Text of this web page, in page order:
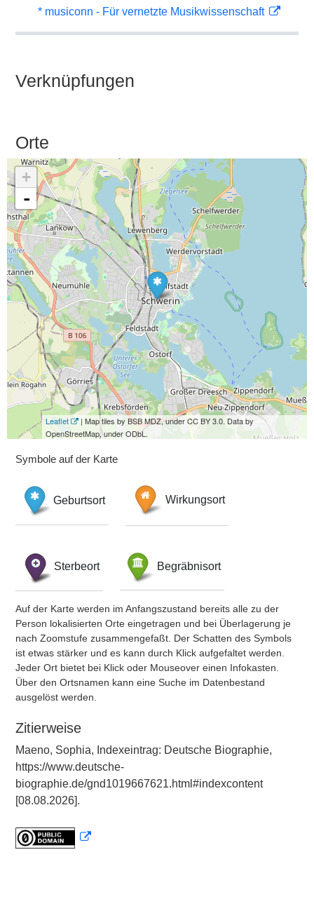
* musiconn - Für vernetzte Musikwissenschaft
Verknüpfungen
Orte
+
-
Leaflet
| Map tiles by BSB MDZ, under CC BY 3.0. Data by
OpenStreetMap, under ODbL.
Symbole auf der Karte
Geburtsort Wirkungsort
Sterbeort Begräbnisort
Auf der Karte werden im Anfangszustand bereits alle zu der
Person lokalisierten Orte eingetragen und bei Überlagerung je
nach Zoomstufe zusammengefaßt. Der Schatten des Symbols
ist etwas stärker und es kann durch Klick aufgefaltet werden.
Jeder Ort bietet bei Klick oder Mouseover einen Infokasten.
Über den Ortsnamen kann eine Suche im Datenbestand
ausgelöst werden.
Zitierweise
Maeno, Sophia, Indexeintrag: Deutsche Biographie,
https://www.deutsche-
biographie.de/gnd1019667621.html#indexcontent
[08.08.2026].